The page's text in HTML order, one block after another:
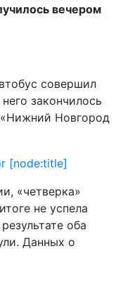
вечером
совершил
закончилось
«Нижний Новгород
«четверка»
не успела
оба
Данных о